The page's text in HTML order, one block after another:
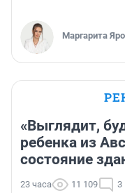
Маргарита
«Выглядит,
ребенка из
состояние
23 часа 11 109 3